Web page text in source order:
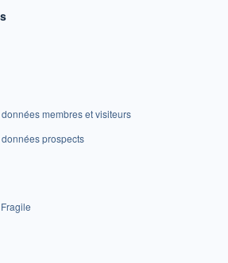
membres et visiteurs
prospects